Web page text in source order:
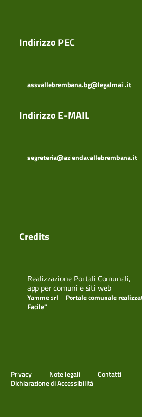
Indirizzo PEC
assvallebrembana.bg@legalmail.it
Indirizzo E-MAIL
segreteria@aziendavallebrembana.it
Credits
Realizzazione Portali Comunali,
app per comuni e siti web
Yamme srl - Portale comunale
Facile"
Privacy Note legali
Contatti
Dichiarazione di Accessibilità